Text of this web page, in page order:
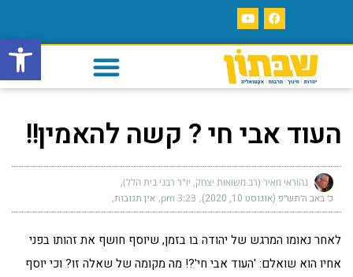
פתח
העוד אבי חי ? קשה להאמין!!
נהוראי מאיר (רב משואות יצחק, יו"ר רבני בית הלל)
כ׳ באב ה׳תש״פ (אוגוסט 10, 2020) 3:23 pm אין תגובות
לאחר נאומו המרגש של יהודה בו בזמן, שיוסף חושף את זהותו בפני
אחיו הוא שואלם: 'העוד אבי חי'?! מה מקומה של שאלה זו? וכי יוסף